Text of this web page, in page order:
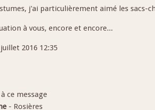
j'ai particulièrement aimé les sacs-
à vous, encore et encore...
2016 12:35
- Rosières